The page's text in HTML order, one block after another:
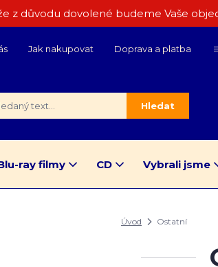
z důvodu dovolené budeme Vaše
Jak nakupovat Doprava a platba
Hledat
ray filmy CD Vybrali jsme
Úvod Ostatní